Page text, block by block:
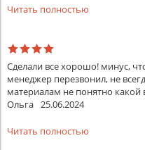
Читать полностью
Сделали все хорошо! минус,
менеджер перезвонил, не
материалам не понятно какой
Ольга 25.06.2024
Читать полностью